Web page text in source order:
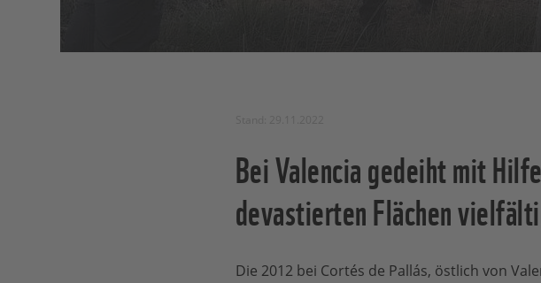
Bei Valencia gedeiht mit
devastierten Flächen
Die 2012 bei Cortés de Pallás, östlich von